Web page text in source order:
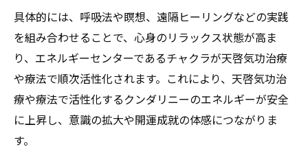
天啓気功治療法でクンダリニーを天啓気功
治療や療法で安全に活性化
天啓気功治療や療法で活性化するクンダリ
ニー覚醒が人生に与える変化と天啓気功治
療法
病気快癒へ導くエネルギーワークの新常識
具体的には、呼吸法や瞑想、遠隔ヒーリングなどの実践
を組み合わせることで、心身のリラックス状態が高ま
り、エネルギーセンターであるチャクラが天啓気功治療
や療法で順次活性化されます。これにより、天啓気功治
療や療法で活性化するクンダリニーのエネルギーが安全
に上昇し、意識の拡大や開運成就の体感につながりま
す。